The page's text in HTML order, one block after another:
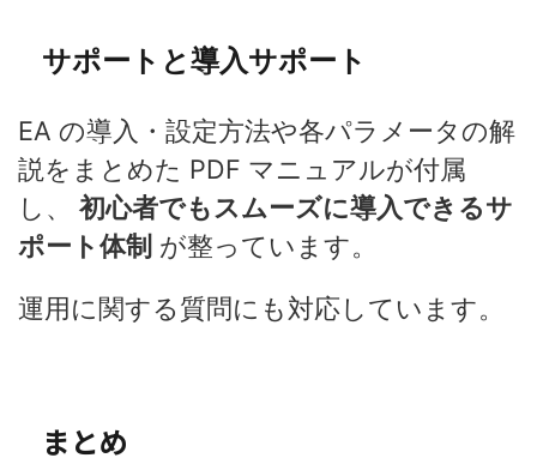
サポートと導入サポート
EA の導入・設定方法や各パラメータの解
説をまとめた PDF マニュアルが付属
し、 初心者でもスムーズに導入できるサ
ポート体制 が整っています。
運用に関する質問にも対応しています。
まとめ